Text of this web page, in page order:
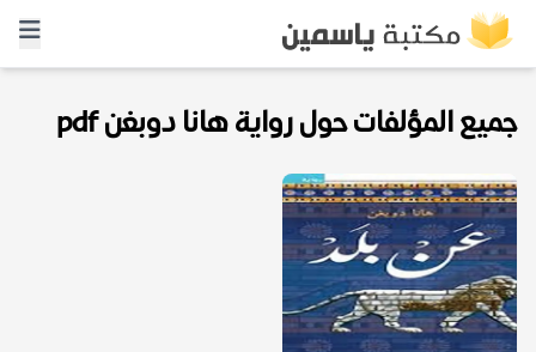
جميع المؤلفات حول رواية هانا دوبغن pdf